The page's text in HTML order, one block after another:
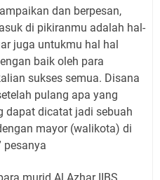
dan berpesan,
di pikiranmu adalah hal-
juga untukmu hal hal
baik oleh para
sukses semua. Disana
pulang apa yang
dapat dicatat jadi sebuah
mayor (walikota) di
pesanya